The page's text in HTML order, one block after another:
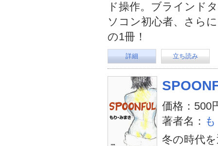
ド操作。ブラインド
ソコン初心者、さら
の1冊！
詳細 立ち読み
価格：500
著者名：
冬の時代